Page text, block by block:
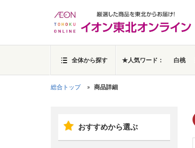
全体から探す ★人気ワード： 白桃
総合トップ 商品詳細
おすすめから選ぶ